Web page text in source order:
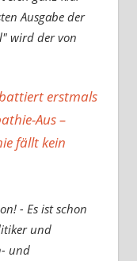
Ausgabe der
wird der von
erstmals
Aus –
fällt kein
- Es ist schon
und
und